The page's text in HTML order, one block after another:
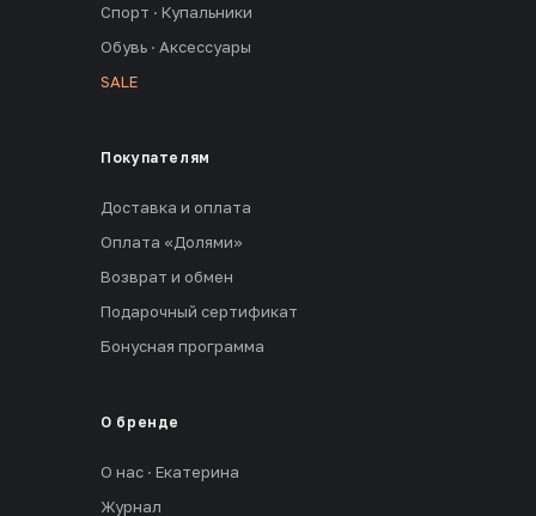
Спорт · Купальники
Обувь · Аксессуары
SALE
Покупателям
Доставка и оплата
Оплата «Долями»
Возврат и обмен
Подарочный сертификат
Бонусная программа
О бренде
О нас · Екатерина
Журнал